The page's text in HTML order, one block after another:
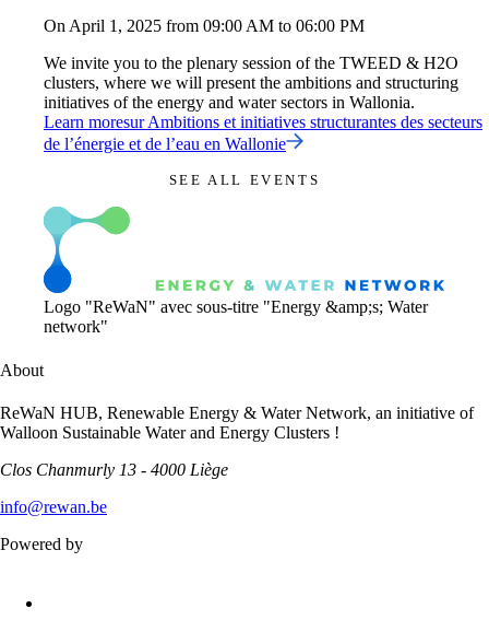
On April 1, 2025 from 09:00 AM to 06:00 PM
We invite you to the plenary session of the TWEED & H2O
clusters, where we will present the ambitions and structuring
initiatives of the energy and water sectors in Wallonia.
Learn moresurAmbitions et initiatives structurantes des secteurs
de l’énergie et de l’eau en Wallonie
SEE ALL EVENTS
Logo "ReWaN" avec sous-titre "Energy &amp;s; Water
network"
About
ReWaN HUB, Renewable Energy & Water Network, an initiative of
Walloon Sustainable Water and Energy Clusters !
Clos Chanmurly 13 - 4000 Liège
info@rewan.be
Powered by